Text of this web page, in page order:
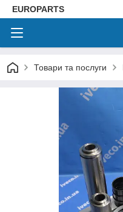
EUROPARTS
Товари та послуги